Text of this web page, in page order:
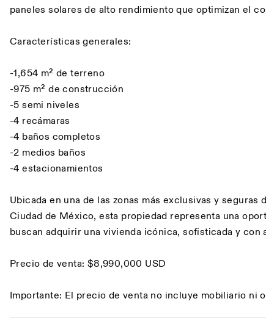
paneles solares de alto rendimiento que optimizan el
Características generales:
-1,654 m² de terreno
-975 m² de construcción
-5 semi niveles
-4 recámaras
-4 baños completos
-2 medios baños
-4 estacionamientos
Ubicada en una de las zonas más exclusivas y seguras
Ciudad de México, esta propiedad representa una
buscan adquirir una vivienda icónica, sofisticada y con
Precio de venta: $8,990,000 USD
Importante: El precio de venta no incluye mobiliario ni